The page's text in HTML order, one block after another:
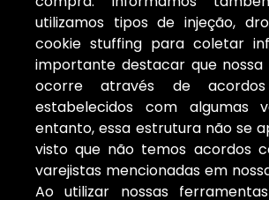
utilizamos tipos de injeção,
cookie stuffing para coletar
importante destacar que nossa
ocorre através de acordos
estabelecidos com algumas
entanto, essa estrutura não se
visto que não temos acordos
varejistas mencionadas em
Ao utilizar nossas